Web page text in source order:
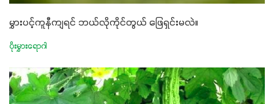
မွှားပင့်ကူနီကျရင် ဘယ်လိုကိုင်တွယ် ဖြေရှင်းမလဲ။
ပိုးမွှားရောဂါ